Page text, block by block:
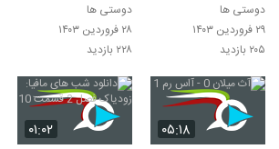
دوستی ها
۲۹ فروردین ۱۴۰۳
۲۰۵ بازدید
دوستی ها
۲۸ فروردین ۱۴۰۳
۲۲۸ بازدید
۰۵:۱۸ ۰۱:۰۲